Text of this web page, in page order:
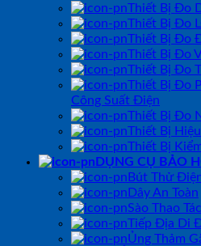
Thiết Bị Đo
Thiết Bị Đo
Thiết Bị Đo
Thiết Bị Đo
Thiết Bị Đo
Thiết Bị Đo
Công Suất Điện
Thiết Bị Đo
Thiết Bị
Thiết Bị
DỤNG CỤ BẢO
Bút Thử
Dây An Toàn
Sào Thao Tác
Tiếp Địa Di
Ủng Thảm